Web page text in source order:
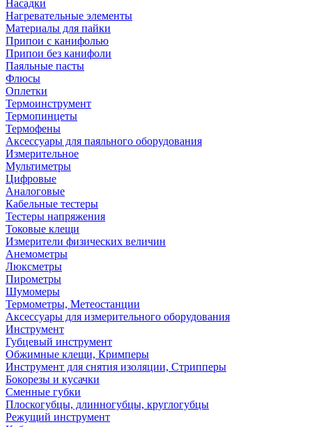
Насадки
Нагревательные элементы
Материалы для пайки
Припои с канифолью
Припои без канифоли
Паяльные пасты
Флюсы
Оплетки
Термоинструмент
Термопинцеты
Термофены
Аксессуары для паяльного оборудования
Измерительное
Мультиметры
Цифровые
Аналоговые
Кабельные тестеры
Тестеры напряжения
Токовые клещи
Измерители физических величин
Анемометры
Люксметры
Пирометры
Шумомеры
Термометры, Метеостанции
Аксессуары для измерительного оборудования
Инструмент
Губцевый инструмент
Обжимные клещи, Кримперы
Инструмент для снятия изоляции, Стрипперы
Бокорезы и кусачки
Сменные губки
Плоскогубцы, длинногубцы, круглогубцы
Режущий инструмент